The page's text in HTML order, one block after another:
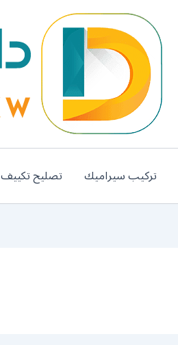
تركيب سيراميك تصليح تكييف